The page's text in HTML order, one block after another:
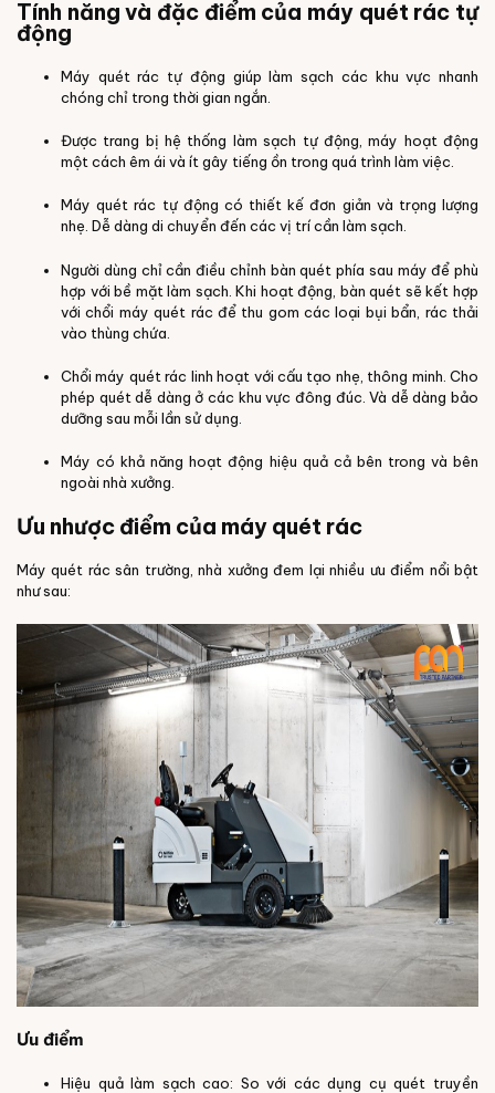
Tính năng và đặc điểm của máy quét rác tự
động
Máy quét rác tự động giúp làm sạch các khu vực nhanh
chóng chỉ trong thời gian ngắn.
Được trang bị hệ thống làm sạch tự động, máy hoạt động
một cách êm ái và ít gây tiếng ồn trong quá trình làm việc.
Máy quét rác tự động có thiết kế đơn giản và trọng lượng
nhẹ. Dễ dàng di chuyển đến các vị trí cần làm sạch.
Người dùng chỉ cần điều chỉnh bàn quét phía sau máy để phù
hợp với bề mặt làm sạch. Khi hoạt động, bàn quét sẽ kết hợp
với chổi máy quét rác để thu gom các loại bụi bẩn, rác thải
vào thùng chứa.
Chổi máy quét rác linh hoạt với cấu tạo nhẹ, thông minh. Cho
phép quét dễ dàng ở các khu vực đông đúc. Và dễ dàng bảo
dưỡng sau mỗi lần sử dụng.
Máy có khả năng hoạt động hiệu quả cả bên trong và bên
ngoài nhà xưởng.
Ưu nhược điểm của máy quét rác
Máy quét rác sân trường, nhà xưởng đem lại nhiều ưu điểm nổi bật
như sau:
Ưu điểm
Hiệu quả làm sạch cao: So với các dụng cụ quét truyền